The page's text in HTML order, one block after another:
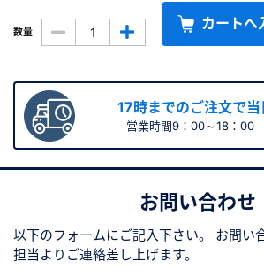
数量 カートへ
17時までのご注文で
営業時間9：00～18：00
お問い合わせ
以下のフォームにご記入下さい。
お問い
担当よりご連絡差し上げます。